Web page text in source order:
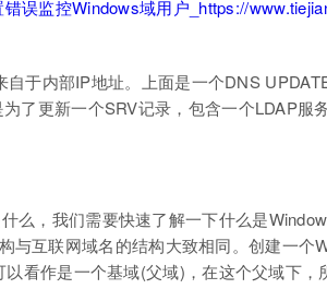
自于内部IP地址。上面是一个DNS
了更新一个SRV记录，包含一个LDAP服
么，我们需要快速了解一下什么是
与互联网域名的结构大致相同。创建一个
看作是一个基域(父域)，在这个父域下，